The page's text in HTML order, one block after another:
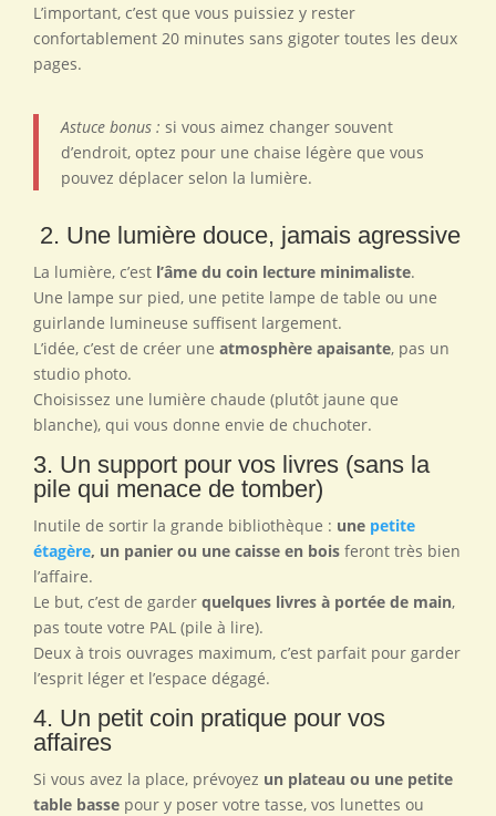
L’important, c’est que vous puissiez y rester
confortablement 20 minutes sans gigoter toutes les deux
pages.
Astuce bonus : si vous aimez changer souvent
d’endroit, optez pour une chaise légère que vous
pouvez déplacer selon la lumière.
️ 2. Une lumière douce, jamais agressive
La lumière, c’est l’âme du coin lecture minimaliste.
Une lampe sur pied, une petite lampe de table ou une
guirlande lumineuse suffisent largement.
L’idée, c’est de créer une atmosphère apaisante, pas un
studio photo.
Choisissez une lumière chaude (plutôt jaune que
blanche), qui vous donne envie de chuchoter.
3. Un support pour vos livres (sans la
pile qui menace de tomber)
Inutile de sortir la grande bibliothèque : une petite
étagère, un panier ou une caisse en bois feront très bien
l’affaire.
Le but, c’est de garder quelques livres à portée de main,
pas toute votre PAL (pile à lire).
Deux à trois ouvrages maximum, c’est parfait pour garder
l’esprit léger et l’espace dégagé.
4. Un petit coin pratique pour vos
affaires
Si vous avez la place, prévoyez un plateau ou une petite
table basse pour y poser votre tasse, vos lunettes ou